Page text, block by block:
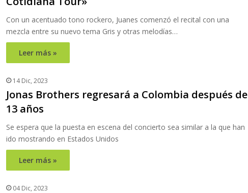
Con un acentuado tono rockero, Juanes comenzó el recital con una
mezcla entre su nuevo tema Gris y otras melodías…
Leer más »
14 Dic, 2023
Jonas Brothers regresará a Colombia después de
13 años
Se espera que la puesta en escena del concierto sea similar a la que han
ido mostrando en Estados Unidos
Leer más »
04 Dic, 2023